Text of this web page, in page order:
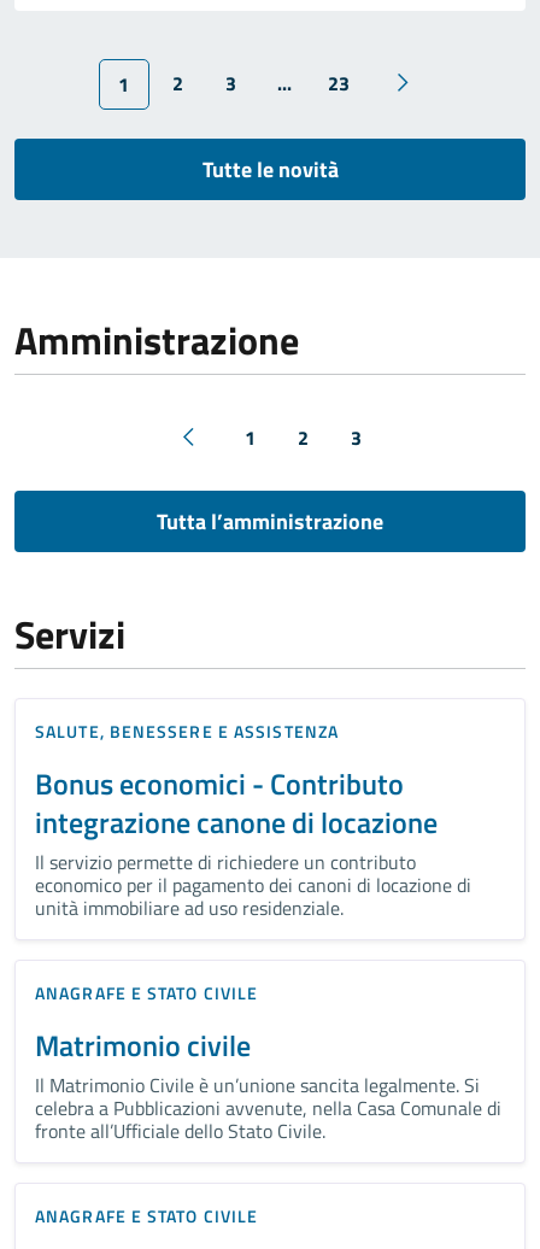
1 2 3 ... 23
Tutte le novità
Amministrazione
1 2 3
Tutta l’amministrazione
Servizi
SALUTE, BENESSERE E ASSISTENZA
Bonus economici - Contributo
integrazione canone di locazione
Il servizio permette di richiedere un contributo
economico per il pagamento dei canoni di locazione di
unità immobiliare ad uso residenziale.
ANAGRAFE E STATO CIVILE
Matrimonio civile
Il Matrimonio Civile è un’unione sancita legalmente. Si
celebra a Pubblicazioni avvenute, nella Casa Comunale di
fronte all’Ufficiale dello Stato Civile.
ANAGRAFE E STATO CIVILE